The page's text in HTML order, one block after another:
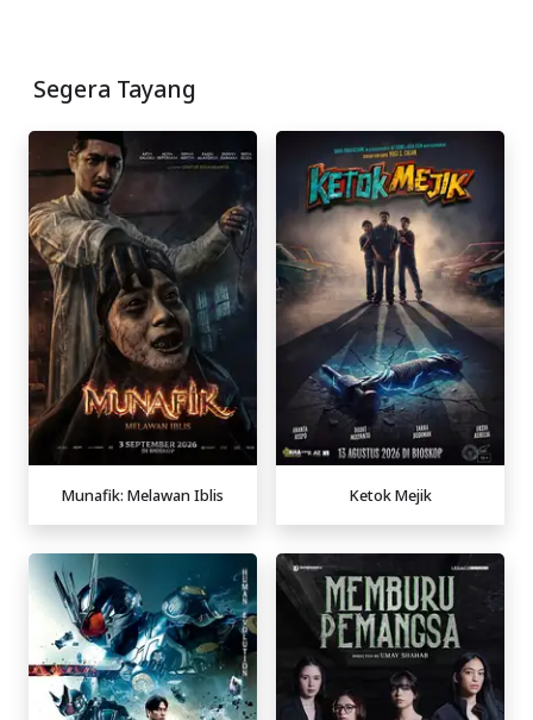
Segera Tayang
Munafik: Melawan Iblis Ketok Mejik